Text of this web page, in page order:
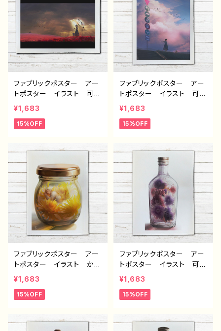
氷の記憶 作：アナ B-2
トル：夜明けは告げる 作：
アナ B-2
ファブリックポスター アー
トポスター イラスト 可愛
い女の子 おしゃれ エモ
い 風景 綺麗 美しい
景色 インテリア おすす
ン グッズ タイトル：dear
作：アナ B-2
¥1,683
15%OFF
ファブリックポスター アー
トポスター イラスト 可愛
い女の子 おしゃれ エモ
い 風景 綺麗 美しい
景色 インテリア おすす
絵師 オリジナル デザイ
ン グッズ タイトル：visio
n 作：アナ B-2
¥1,683
15%OFF
ファブリックポスター アー
トポスター イラスト かっ
こいい男子 おしゃれ エ
モい インテリア おすす
め 個性的 人気 クリエ
¥1,683
15%OFF
ファブリックポスター アー
トポスター イラスト 可愛
い女の子 おしゃれ エモ
い インテリア おすす
め 個性的 人気 クリエ
ン グッズ タイトル：フェ
¥1,683
15%OFF